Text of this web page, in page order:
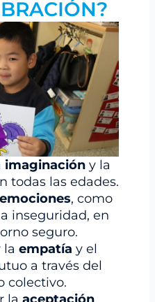
imaginacióny la
todas las edades.
emociones, como
inseguridad, en
seguro.
la empatía y el
a través del
colectivo.